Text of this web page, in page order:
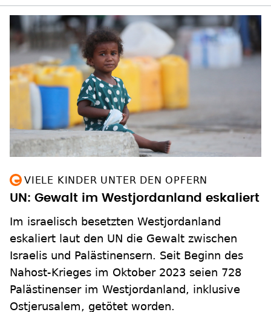
VIELE KINDER UNTER DEN OPFERN
UN: Gewalt im Westjordanland eskaliert
Im israelisch besetzten Westjordanland
eskaliert laut den UN die Gewalt zwischen
Israelis und Palästinensern. Seit Beginn des
Nahost-Krieges im Oktober 2023 seien 728
Palästinenser im Westjordanland, inklusive
Ostjerusalem, getötet worden.